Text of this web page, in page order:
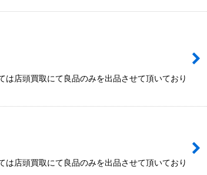
店頭買取にて良品のみを出品させて頂いており
店頭買取にて良品のみを出品させて頂いており